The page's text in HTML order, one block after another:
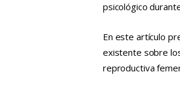
psicológico
En este artículo
existente sobre
reproductiva